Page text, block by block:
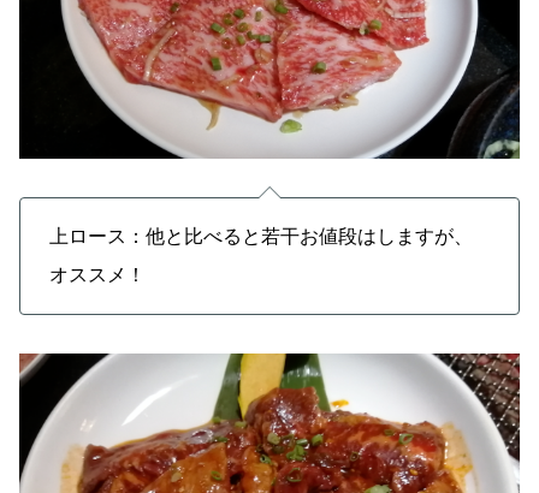
上ロース：他と比べると若干お値段はしますが、
オススメ！